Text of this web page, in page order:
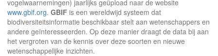
vogelwaarnemingen) jaarlijks geüpload naar de website
www.gbif.org. GBIF is een wereldwijd systeem dat
biodiversiteitsinformatie beschikbaar stelt aan wetenschappers en
andere geïnteresseerden. Op deze manier draagt de data bij aan
het vergroten van de kennis over deze soorten en nieuwe
wetenschappelijke inzichten.